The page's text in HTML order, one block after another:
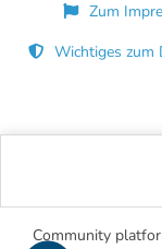
Zum
Wichtiges zum
Community